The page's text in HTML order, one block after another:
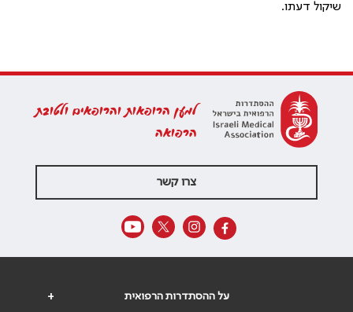
שיקול דעתו.
למען הרופאות והרופאים ולטובת
הרפואה
צרו קשר
+ על ההסתדרות הרפואית